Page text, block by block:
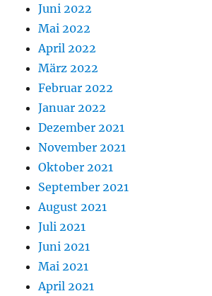
Juni 2022
Mai 2022
April 2022
März 2022
Februar 2022
Januar 2022
Dezember 2021
November 2021
Oktober 2021
September 2021
August 2021
Juli 2021
Juni 2021
Mai 2021
April 2021